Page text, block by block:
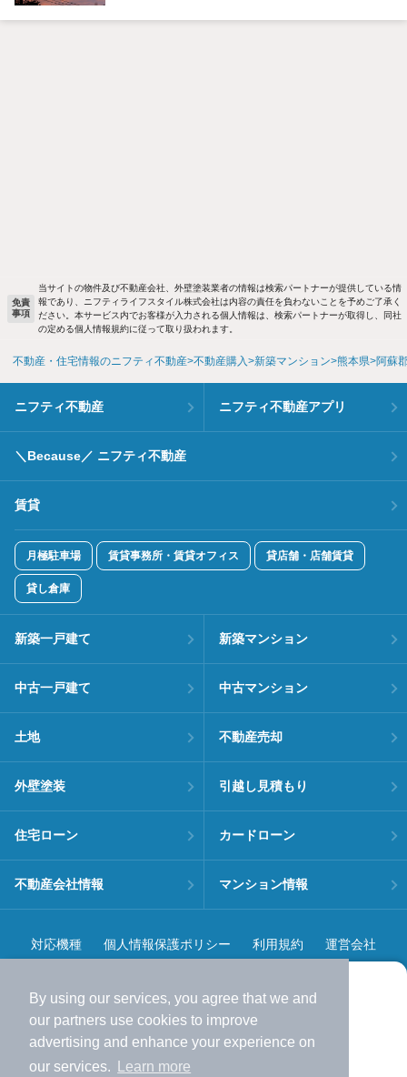
By using our services, you agree that we and
our partners use cookies to improve
advertising and enhance your experience on
our services.
Learn more
より使いやすくなった
アプリで物件探ししませんか？
サクサク動く地図で物件検索
免責
事項
当サイトの物件及び不動産会社、外壁塗装業者の情報は検索パートナーが提供している情
報であり、ニフティライフスタイル株式会社は内容の責任を負わないことを予めご了承く
ださい。本サービス内でお客様が入力される個人情報は、検索パートナーが取得し、同社
の定める個人情報規約に従って取り扱われます。
不動産・住宅情報のニフティ不動産 不動産購入 新築マンション 熊本県 阿蘇
ニフティ不動産 ニフティ不動産アプリ
＼Because／ ニフティ不動産
賃貸
月極駐車場 賃貸事務所・賃貸オフィス 貸店舗・店舗賃貸
貸し倉庫
新築一戸建て 新築マンション
中古一戸建て 中古マンション
土地 不動産売却
外壁塗装 引越し見積もり
住宅ローン カードローン
不動産会社情報 マンション情報
対応機種 個人情報保護ポリシー 利用規約 運営会社